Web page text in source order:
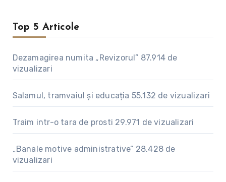
Top 5 Articole
Dezamagirea numita „Revizorul” 87.914 de
vizualizari
Salamul, tramvaiul și educația 55.132 de vizualizari
Traim intr-o tara de prosti 29.971 de vizualizari
„Banale motive administrative” 28.428 de
vizualizari